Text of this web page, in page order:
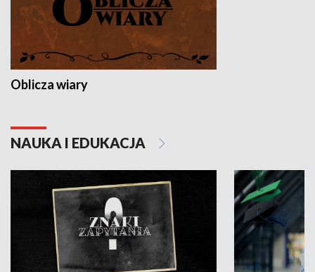
Oblicza wiary
NAUKA I EDUKACJA